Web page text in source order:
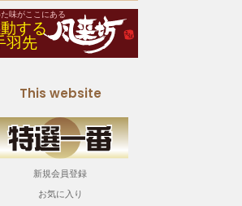
This website
新規会員登録
お気に入り